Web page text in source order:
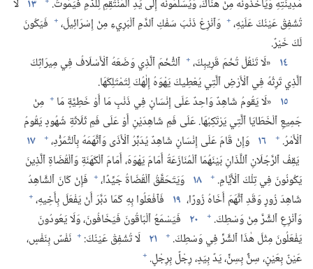
مَدِينَتِهِ وَيَأْخُذُونَهُ مِنْ هُنَاكَ،‏ وَيُسَلِّمُونَهُ إِلَى يَدِ ٱلْمُنْتَقِمِ لِلدَّمِ فَيَمُوتُ.‏
١٣ لَا
تُشْفِقْ عَيْنُكَ عَلَيْهِ،‏ + وَٱنْزِعْ ذَنْبَ سَفْكِ ٱلدَّمِ ٱلْبَرِيءِ مِنْ إِسْرَائِيلَ،‏ + فَيَكُونَ
لَكَ خَيْرٌ.‏
١٤ ‏«لَا تَنْقُلْ تُخْمَ قَرِيبِكَ،‏ + ٱلتُّخْمَ ٱلَّذِي وَضَعَهُ ٱلْأَسْلَافُ فِي مِيرَاثِكَ
ٱلَّذِي تَرِثُهُ فِي ٱلْأَرْضِ ٱلَّتِي يُعْطِيكَ يَهْوَهُ إِلٰهُكَ لِتَمْتَلِكَهَا.‏
١٥ ‏«لَا يَقُومُ شَاهِدٌ وَاحِدٌ عَلَى إِنْسَانٍ فِي ذَنْبٍ مَا أَوْ خَطِيَّةٍ مَا + مِنْ
جَمِيعِ ٱلْخَطَايَا ٱلَّتِي يَرْتَكِبُهَا.‏ عَلَى فَمِ شَاهِدَيْنِ أَوْ عَلَى فَمِ ثَلَاثَةِ شُهُودٍ يَقُومُ
ٱلْأَمْرُ.‏ + ١٦ وَإِنْ قَامَ عَلَى إِنْسَانٍ شَاهِدٌ يُدَبِّرُ ٱلْأَذَى وَٱتَّهَمَهُ بِٱلتَّمَرُّدِ،‏ +
١٧
يَقِفُ ٱلرَّجُلَانِ ٱللَّذَانِ بَيْنَهُمَا ٱلْمُنَازَعَةُ أَمَامَ يَهْوَهَ،‏ أَمَامَ ٱلْكَهَنَةِ وَٱلْقُضَاةِ ٱلَّذِينَ
يَكُونُونَ فِي تِلْكَ ٱلْأَيَّامِ.‏ + ١٨ وَيَتَحَقَّقُ ٱلْقُضَاةُ جَيِّدًا،‏ + فَإِنْ كَانَ ٱلشَّاهِدُ
شَاهِدَ زُورٍ وَقَدِ ٱتَّهَمَ أَخَاهُ زُورًا،‏ ١٩ فَٱفْعَلُوا بِهِ كَمَا دَبَّرَ أَنْ يَفْعَلَ بِأَخِيهِ،‏ +
وَٱنْزِعِ ٱلشَّرَّ مِنْ وَسْطِكَ.‏ + ٢٠ فَيَسْمَعُ ٱلْبَاقُونَ فَيَخَافُونَ،‏ وَلَا يَعُودُونَ
يَفْعَلُونَ مِثْلَ هٰذَا ٱلشَّرِّ فِي وَسْطِكَ.‏ + ٢١ لَا تُشْفِقْ عَيْنُكَ:‏ + نَفْسٌ بِنَفْسٍ،‏
عَيْنٌ بِعَيْنٍ،‏ سِنٌّ بِسِنٍّ،‏ يَدٌ بِيَدٍ،‏ رِجْلٌ بِرِجْلٍ.‏ +